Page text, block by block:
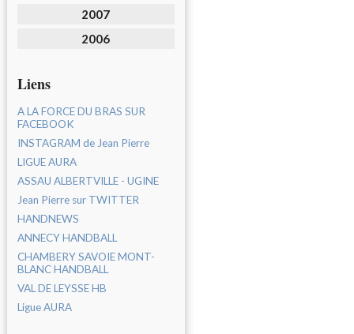
2007
2006
Liens
A LA FORCE DU BRAS SUR
FACEBOOK
INSTAGRAM de Jean Pierre
LIGUE AURA
ASSAU ALBERTVILLE - UGINE
Jean Pierre sur TWITTER
HANDNEWS
ANNECY HANDBALL
CHAMBERY SAVOIE MONT-
BLANC HANDBALL
VAL DE LEYSSE HB
Ligue AURA